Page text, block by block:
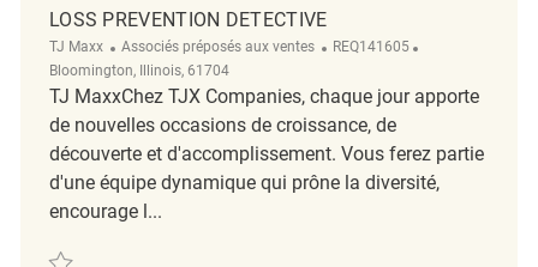
LOSS PREVENTION DETECTIVE
TJ Maxx Catégorie
Associés préposés aux ventes ReqId
REQ141605
Bloomington, Illinois, 61704
TJ MaxxChez TJX Companies, chaque jour apporte
de nouvelles occasions de croissance, de
découverte et d'accomplissement. Vous ferez partie
d'une équipe dynamique qui prône la diversité,
encourage l...
Sauvegarder Loss Prevention Detective REQ141605